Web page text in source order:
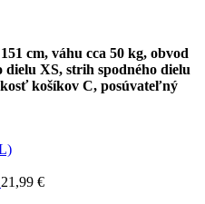
cm, váhu cca 50 kg, obvod
XS, strih spodného dielu
košíkov C, posúvateľný
21,99 €